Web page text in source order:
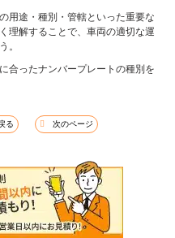
用途・種別・管轄といった重要な
理解することで、車両の適切な運
。
合ったナンバープレートの種別を
る 次のページ